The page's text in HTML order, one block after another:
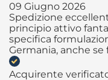
09 Giugno 2026
Spedizione
principio attivo
specifica
Germania, anche se
Acquirente